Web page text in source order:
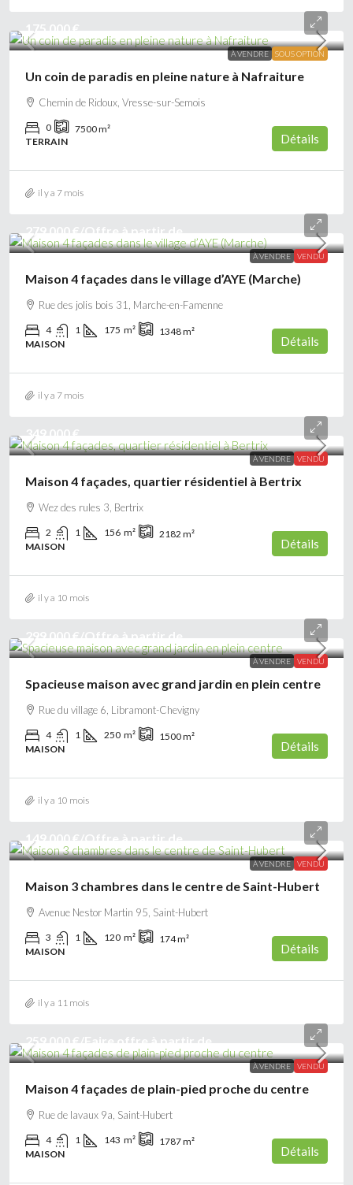
À VENDRE SOUS OPTION
175 000 €
Un coin de paradis en pleine nature à Nafraiture
Chemin de Ridoux, Vresse-sur-Semois
0 7500m²
TERRAIN
Détails
il y a 7 mois
À VENDRE VENDU
279 000 €/Offre à partir de
Maison 4 façades dans le village d’AYE (Marche)
Rue des jolis bois 31, Marche-en-Famenne
4 1 175 m² 1348m²
MAISON
Détails
il y a 7 mois
À VENDRE VENDU
349 000 €
Maison 4 façades, quartier résidentiel à Bertrix
Wez des rules 3, Bertrix
2 1 156 m² 2182 m²
MAISON
Détails
il y a 10 mois
À VENDRE VENDU
299 000 €/Offre à partir de
Spacieuse maison avec grand jardin en plein centre
Rue du village 6, Libramont-Chevigny
4 1 250 m² 1500m²
MAISON
Détails
il y a 10 mois
À VENDRE VENDU
149 000 €/Offre à partir de
Maison 3 chambres dans le centre de Saint-Hubert
Avenue Nestor Martin 95, Saint-Hubert
3 1 120 m² 174m²
MAISON
Détails
il y a 11 mois
À VENDRE VENDU
259 000 €/Faire offre à partir de
Maison 4 façades de plain-pied proche du centre
Rue de lavaux 9a, Saint-Hubert
4 1 143 m² 1787m²
MAISON
Détails